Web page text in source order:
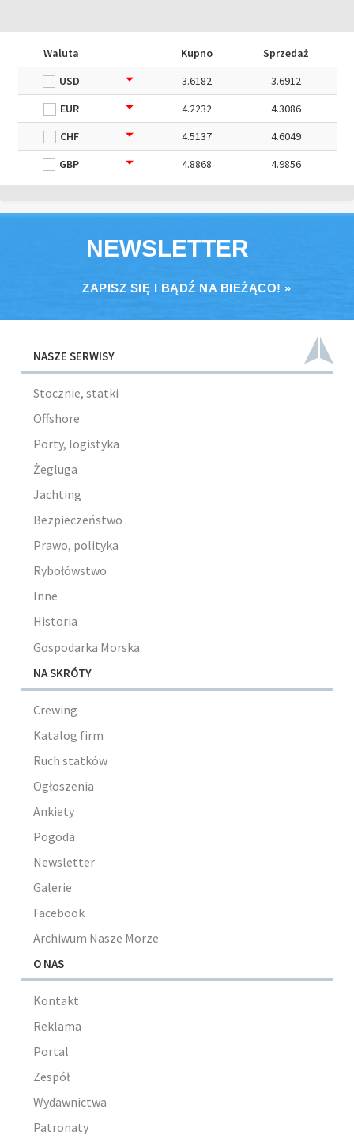
Waluta Kupno
Sprzedaż
USD
3.6182
3.6912
EUR
4.2232
4.3086
CHF
4.5137
4.6049
GBP
4.8868 4.9856
NEWSLETTER
ZAPISZ SIĘ I BĄDŹ NA BIEŻĄCO! »
NASZE SERWISY
Stocznie, statki
Offshore
Porty, logistyka
Żegluga
Jachting
Bezpieczeństwo
Prawo, polityka
Rybołówstwo
Inne
Historia
Gospodarka Morska
NA SKRÓTY
Crewing
Katalog firm
Ruch statków
Ogłoszenia
Ankiety
Pogoda
Newsletter
Galerie
Facebook
Archiwum Nasze Morze
O NAS
Kontakt
Reklama
Portal
Zespół
Wydawnictwa
Patronaty